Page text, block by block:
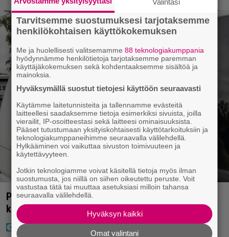
Poliisilla tehovalvonta – tästä kysymys ja näin
kauan kestää
Tarvitsemme suostumuksesi tarjotaksemme
henkilökohtaisen käyttökokemuksen
Me ja huolellisesti valitsemamme88 teknologiakumppania
hyödynnämme henkilötietoja tarjotaksemme paremman
käyttäjäkokemuksen sekä kohdentaaksemme sisältöä ja
mainoksia.
Hyväksymällä suostut tietojesi käyttöön seuraavasti
Käytämme laitetunnisteita ja tallennamme evästeitä
laitteellesi saadaksemme tietoja esimerkiksi sivuista, joilla
vierailit, IP-osoitteestasi sekä laitteesi ominaisuuksista.
Pääset tutustumaan yksityiskohtaisesti käyttötarkoituksiin ja
teknologiakumppaneihimme seuraavalla välilehdellä.
Hylkääminen voi vaikuttaa sivuston toimivuuteen ja
käytettävyyteen.
Jotkin teknologiamme voivat käsitellä tietoja myös ilman
suostumusta, jos niillä on siihen oikeutettu peruste. Voit
vastustaa tätä tai muuttaa asetuksiasi milloin tahansa
seuraavalla välilehdellä.
Hyväksyn kaikki
Omat valintani